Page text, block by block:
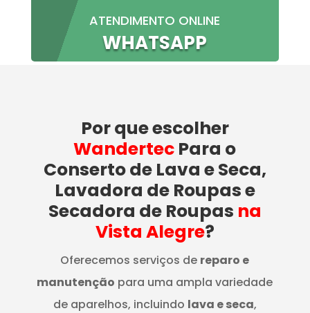
ATENDIMENTO ONLINE
WHATSAPP
Por que escolher
Wandertec Para o
Conserto de Lava e Seca,
Lavadora de Roupas e
Secadora de Roupas na
Vista Alegre?
Oferecemos serviços de reparo e
manutenção para uma ampla variedade
de aparelhos, incluindo lava e seca,